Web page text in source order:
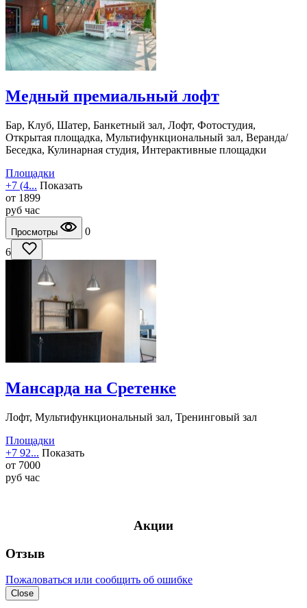
Медный премиальный лофт
Бар, Клуб, Шатер, Банкетный зал, Лофт, Фотостудия,
Открытая площадка, Мультифункциональный зал, Веранда/
Беседка, Кулинарная студия, Интерактивные площадки
Площадки
+7 (4... Показать
от 1899
руб час
Просмотры
0
6
Мансарда на Сретенке
Лофт, Мультифункциональный зал, Тренинговый зал
Площадки
+7 92... Показать
от 7000
руб час
Акции
Отзыв
Пожаловаться или сообщить об ошибке
Close